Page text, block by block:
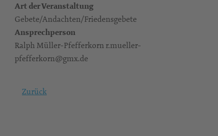
Art der Veranstaltung
Gebete/Andachten/Friedensgebete
Ansprechperson
Ralph Müller-Pfefferkorn r.mueller-
pfefferkorn@gmx.de
Zurück